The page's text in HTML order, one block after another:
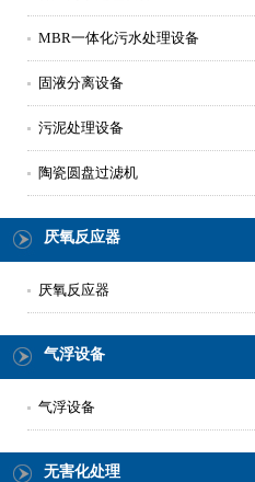
MBR一体化污水处理设备
固液分离设备
污泥处理设备
陶瓷圆盘过滤机
厌氧反应器
厌氧反应器
气浮设备
气浮设备
无害化处理